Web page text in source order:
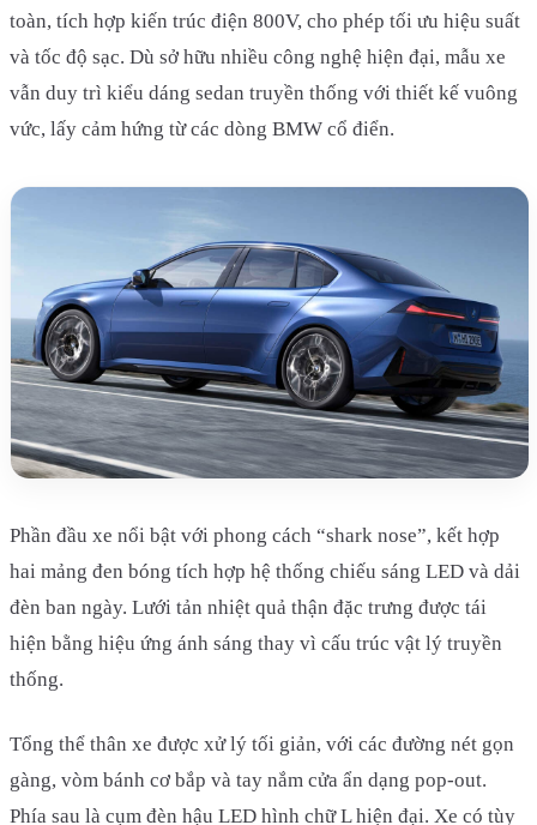
toàn, tích hợp kiến trúc điện 800V, cho phép tối ưu hiệu suất
và tốc độ sạc. Dù sở hữu nhiều công nghệ hiện đại, mẫu xe
vẫn duy trì kiểu dáng sedan truyền thống với thiết kế vuông
vức, lấy cảm hứng từ các dòng BMW cổ điển.
Phần đầu xe nổi bật với phong cách “shark nose”, kết hợp
hai mảng đen bóng tích hợp hệ thống chiếu sáng LED và dải
đèn ban ngày. Lưới tản nhiệt quả thận đặc trưng được tái
hiện bằng hiệu ứng ánh sáng thay vì cấu trúc vật lý truyền
thống.
Tổng thể thân xe được xử lý tối giản, với các đường nét gọn
gàng, vòm bánh cơ bắp và tay nắm cửa ẩn dạng pop-out.
Phía sau là cụm đèn hậu LED hình chữ L hiện đại. Xe có tùy